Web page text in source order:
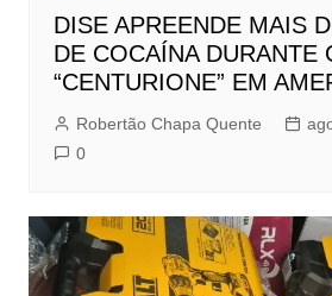
DISE APREENDE MAIS
DE COCAÍNA DURANTE
“CENTURIONE” EM
Robertão Chapa Quente
0